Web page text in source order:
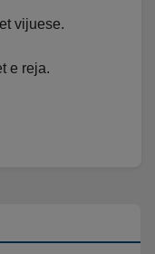
vijuese.
e reja.